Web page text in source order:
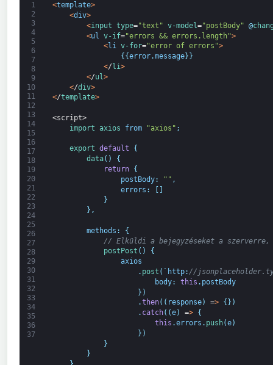
1
2
3
4
5
6
7
8
9
10
11
12
13
14
15
16
17
18
19
20
21
22
23
24
25
26
27
28
29
30
31
32
33
34
35
36
37
<template>
<div>
<input type="text" v-model="postBody" @
<ul v-if="errors && errors.length">
<li v-for="error of errors">
{ {error.message} }
</ li>
</ul >
</div>
</template>
<script>
import axios from "axios" ;
export default
{
data( )
{
return
{
postBody: "" ,
errors : [ ]
}
} ,
methods :
{
// Elküldi a bejegyzéseket a szerverre,
postPost ( )
{
axios
. post ( ` http: //
body: this . postBody
} )
.then( ( response) => { } )
. catch( (e) =>
{
this .errors . push(e)
} )
}
}